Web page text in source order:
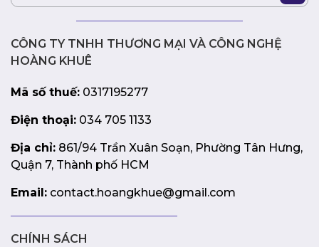
trội cho hệ thống PC của mình, Hyperflow ARGB 240
White chính là một lựa chọn không thể bỏ qua.
CÔNG TY TNHH THƯƠNG MẠI VÀ CÔNG NGHỆ
HOÀNG KHUÊ
Mã số thuế: 0317195277
Điện thoại: 034 705 1133
Địa chỉ: 861/94 Trần Xuân Soạn, Phường Tân Hưng,
Quận 7, Thành phố HCM
Email: contact.hoangkhue@gmail.com
CHÍNH SÁCH